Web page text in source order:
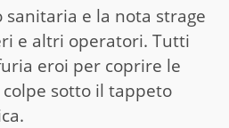
sanitaria e la nota strage
e altri operatori. Tutti
eroi per coprire le
sotto il tappeto